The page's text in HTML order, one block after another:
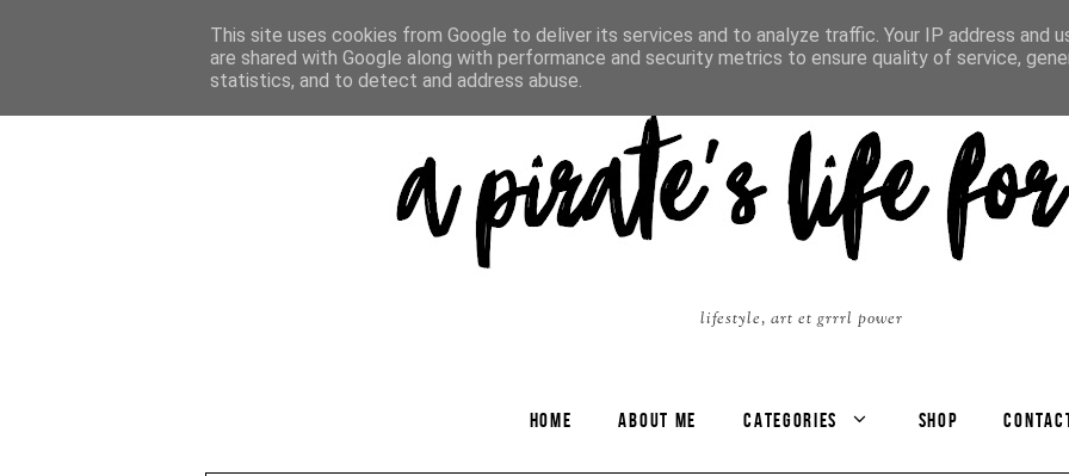
lifestyle, art et grrrl power
HOME ABOUT ME CATEGORIES SHOP
This site uses cookies from Google to deliver its services and to analyze traffic. Your IP address and
are shared with Google along with performance and security metrics to ensure quality of service,
statistics, and to detect and address abuse.